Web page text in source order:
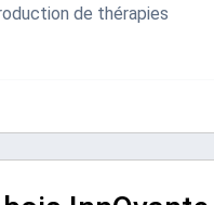
de thérapies